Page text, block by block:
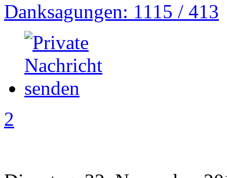
Danksagungen: 1115 / 413
2